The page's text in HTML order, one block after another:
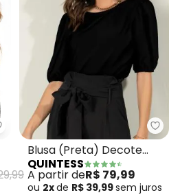
- Blusa Preta Manga
Blusa (Preta) Decote
Canoa com Mangas
Bufantes
QUINTESS
A partir deR$ 79,99
ou 2xde R$ 39,99sem juros